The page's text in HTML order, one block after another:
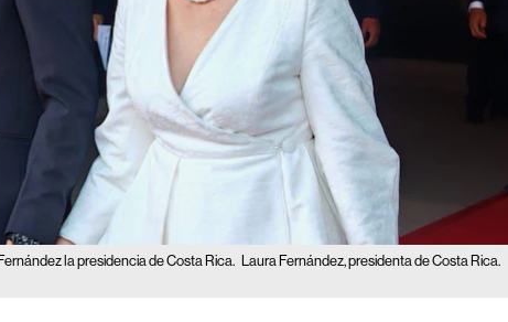
la presidencia de Costa Rica. Laura Fernández, presidenta de Costa Rica.